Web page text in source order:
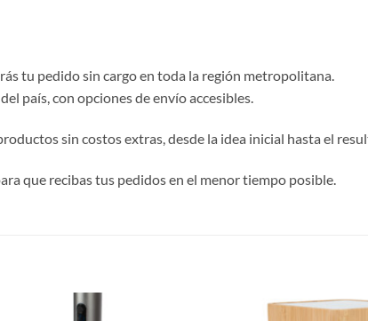
tu pedido sin cargo en toda la región metropolitana.
país, con opciones de envío accesibles.
sin costos extras, desde la idea inicial hasta el
que recibas tus pedidos en el menor tiempo posible.